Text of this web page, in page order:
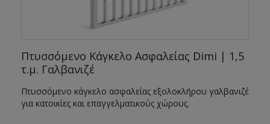
Πτυσσόμενο Κάγκελο Ασφαλείας Dimi | 1,5
τ.μ. Γαλβανιζέ
Πτυσσόμενο κάγκελο ασφαλείας εξολοκλήρου γαλβανιζέ
για κατοικίες και επαγγελματικούς χώρους.